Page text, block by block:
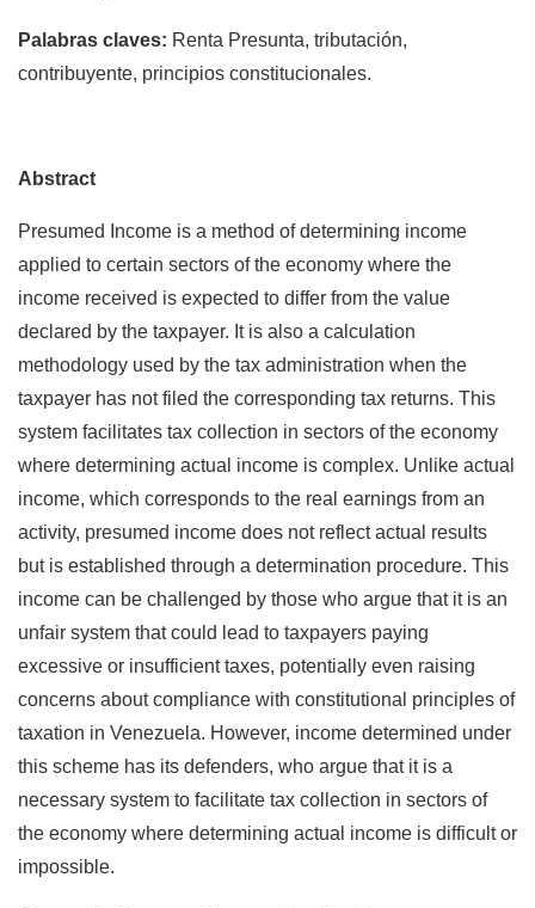
Palabras claves: Renta Presunta, tributación,
contribuyente, principios constitucionales.
Abstract
Presumed Income is a method of determining income
applied to certain sectors of the economy where the
income received is expected to differ from the value
declared by the taxpayer. It is also a calculation
methodology used by the tax administration when the
taxpayer has not filed the corresponding tax returns. This
system facilitates tax collection in sectors of the economy
where determining actual income is complex. Unlike actual
income, which corresponds to the real earnings from an
activity, presumed income does not reflect actual results
but is established through a determination procedure. This
income can be challenged by those who argue that it is an
unfair system that could lead to taxpayers paying
excessive or insufficient taxes, potentially even raising
concerns about compliance with constitutional principles of
taxation in Venezuela. However, income determined under
this scheme has its defenders, who argue that it is a
necessary system to facilitate tax collection in sectors of
the economy where determining actual income is difficult or
impossible.